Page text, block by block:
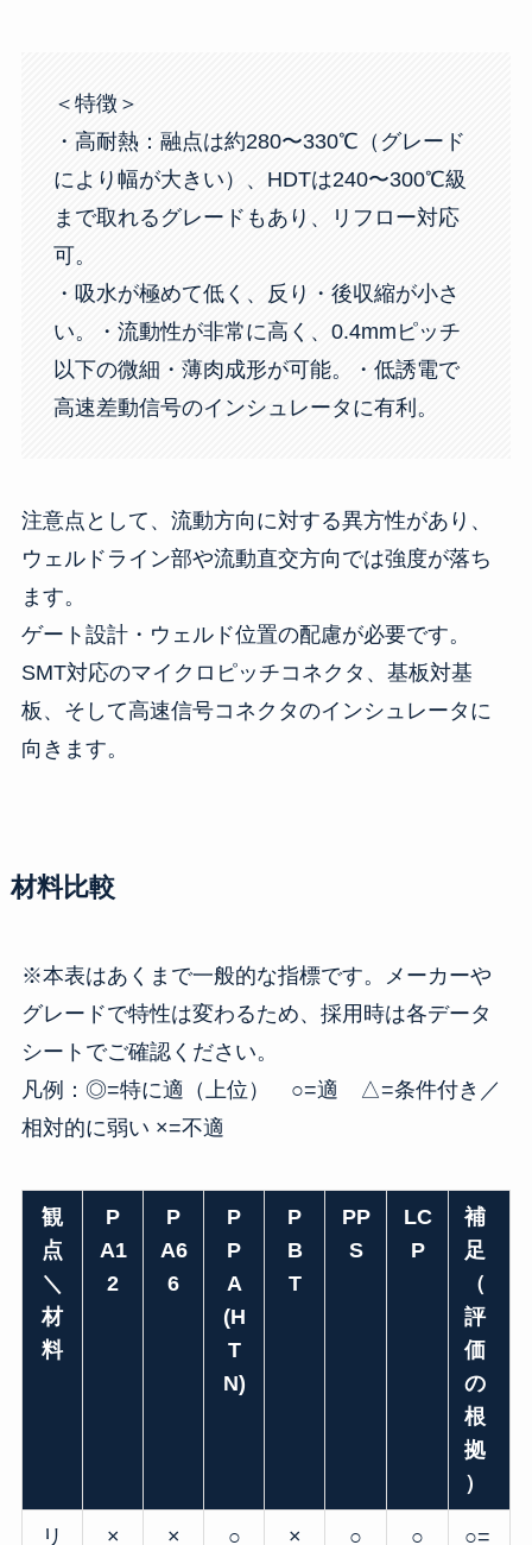
＜特徴＞
・高耐熱：融点は約280〜330℃（グレード
により幅が大きい）、HDTは240〜300℃級
まで取れるグレードもあり、リフロー対応
可。
・吸水が極めて低く、反り・後収縮が小さ
い。・流動性が非常に高く、0.4mmピッチ
以下の微細・薄肉成形が可能。・低誘電で
高速差動信号のインシュレータに有利。
注意点として、流動方向に対する異方性があり、
ウェルドライン部や流動直交方向では強度が落ち
ます。
ゲート設計・ウェルド位置の配慮が必要です。
SMT対応のマイクロピッチコネクタ、基板対基
板、そして高速信号コネクタのインシュレータに
向きます。
材料比較
※本表はあくまで一般的な指標です。メーカーや
グレードで特性は変わるため、採用時は各データ
シートでご確認ください。
凡例：◎=特に適（上位） ○=適 △=条件付き／
相対的に弱い ×=不適
観
点
＼
材
料
P
A1
2
P
A6
6
P
P
A
(H
T
N)
P
B
T
PP
S
LC
P
補
足
（
評
価
の
根
拠
）
リ × × ○ × ○ ○ ○=